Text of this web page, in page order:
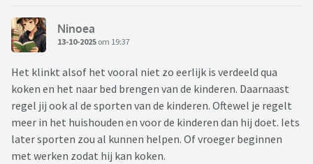
Ninoea
13-10-2025 om 19:37
Het klinkt alsof het vooral niet zo eerlijk is verdeeld qua
koken en het naar bed brengen van de kinderen. Daarnaast
regel jij ook al de sporten van de kinderen. Oftewel je regelt
meer in het huishouden en voor de kinderen dan hij doet. Iets
later sporten zou al kunnen helpen. Of vroeger beginnen
met werken zodat hij kan koken.